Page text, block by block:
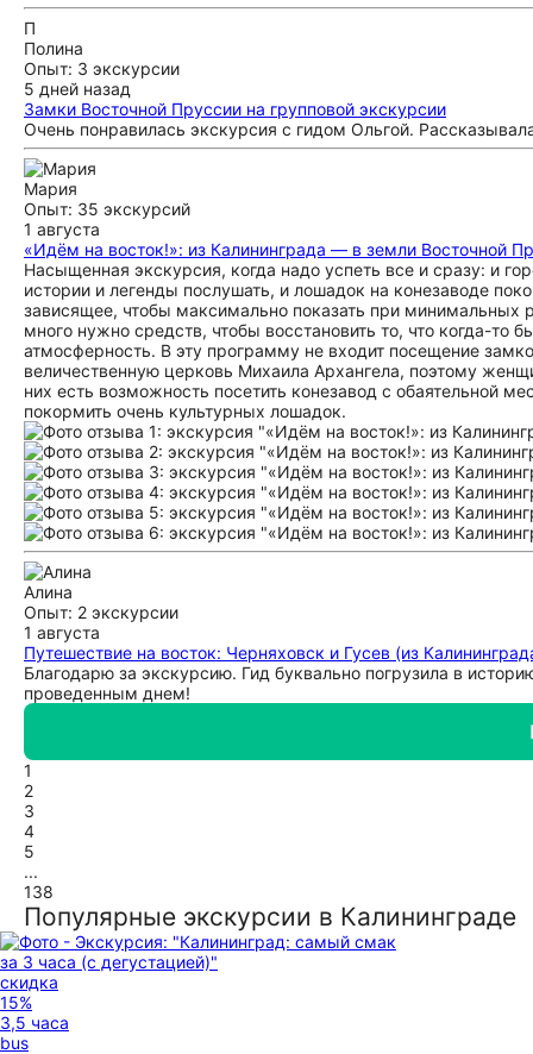
П
Полина
Опыт: 3 экскурсии
5 дней назад
Замки Восточной Пруссии на групповой экскурсии
Очень понравилась экскурсия с гидом Ольгой.
Мария
Опыт: 35 экскурсий
1 августа
«Идём на восток!»: из Калининграда — в земли Восточной
Насыщенная экскурсия, когда надо успеть все и сразу: и
истории и легенды послушать, и лошадок на конезаводе
зависящее, чтобы максимально показать при
много нужно средств, чтобы восстановить то, что когда-то
атмосферность. В эту программу не входит посещение
величественную церковь Михаила Архангела, поэтому
них есть возможность посетить конезавод с обаятельной
покормить очень культурных лошадок.
Алина
Опыт: 2 экскурсии
1 августа
Путешествие на восток: Черняховск и Гусев (из
Благодарю за экскурсию. Гид буквально погрузила в
проведенным днем!
1
2
3
4
5
...
138
Популярные экскурсии в Калининграде
скидка
15%
3,5 часа
bus